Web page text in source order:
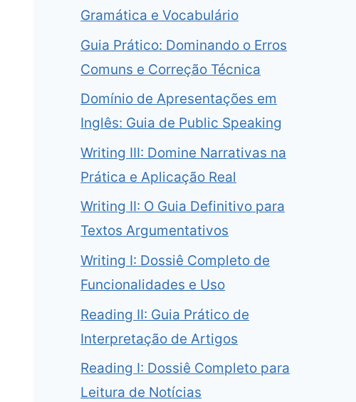
Gramática e Vocabulário
Guia Prático: Dominando o Erros
Comuns e Correção Técnica
Domínio de Apresentações em
Inglês: Guia de Public Speaking
Writing III: Domine Narrativas na
Prática e Aplicação Real
Writing II: O Guia Definitivo para
Textos Argumentativos
Writing I: Dossiê Completo de
Funcionalidades e Uso
Reading II: Guia Prático de
Interpretação de Artigos
Reading I: Dossiê Completo para
Leitura de Notícias